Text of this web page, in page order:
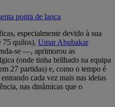
ponta de lança
especialmente devido à sua
75 quilos), Umar Abubakar
se —, aprimorou as
(onde tinha brilhado na equipa
27 partidas) e, como o tempo é
cada vez mais nas ideias
nas dinâmicas que o